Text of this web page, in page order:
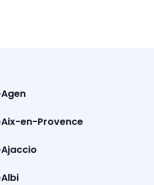
Agen
Aix-en-Provence
Ajaccio
Albi